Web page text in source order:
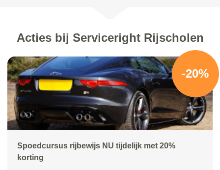
Acties bij Serviceright Rijscholen
-20%
Spoedcursus rijbewijs NU tijdelijk met 20%
korting